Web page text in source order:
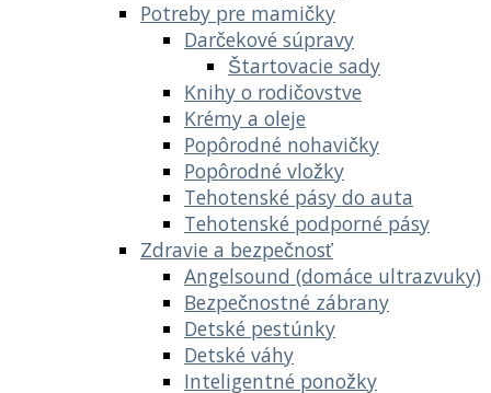
Potreby pre mamičky
Darčekové súpravy
Štartovacie sady
Knihy o rodičovstve
Krémy a oleje
Popôrodné nohavičky
Popôrodné vložky
Tehotenské pásy do auta
Tehotenské podporné pásy
Zdravie a bezpečnosť
Angelsound (domáce ultrazvuky)
Bezpečnostné zábrany
Detské pestúnky
Detské váhy
Inteligentné ponožky